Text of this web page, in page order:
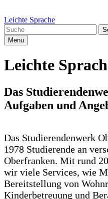
Leichte Sprache
Menu
Leichte
Das
Aufgaben und
Das Studierendenwerk
1978 Studierende an
Oberfranken. Mit rund
wir viele Services, wie
Bereitstellung von
Kinderbetreuung und